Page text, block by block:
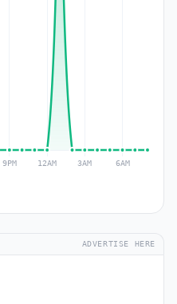
ADVERTISE HERE